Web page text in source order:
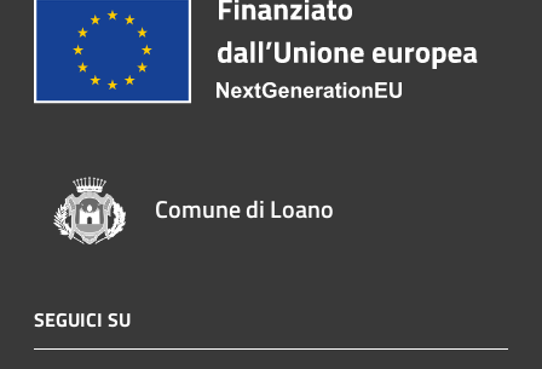
Comune di Loano
SEGUICI SU